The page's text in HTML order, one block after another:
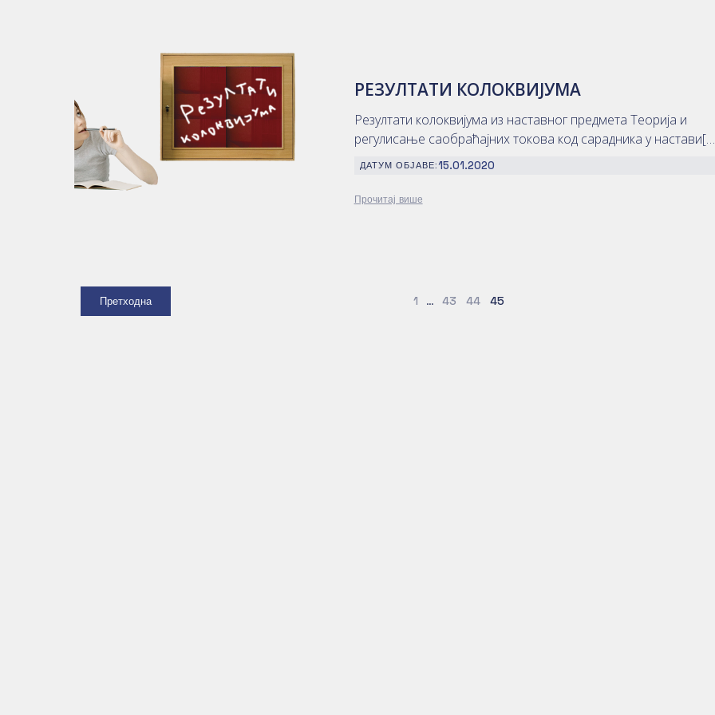
РЕЗУЛТАТИ КОЛОКВИЈУМА
Резултати колоквијума из наставног предмета Теорија и
регулисање саобраћајних токова код сарадника у
ДАТУМ ОБЈАВЕ:15.01.2020
Прочитај више
Претходна 1 … 43 44 45